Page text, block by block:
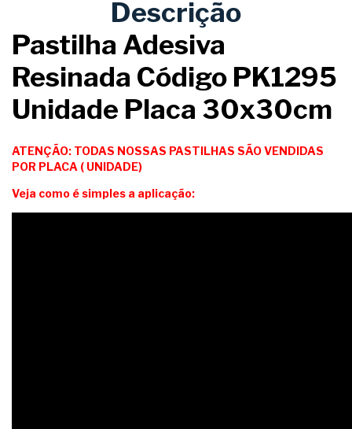
Descrição
Pastilha Adesiva
Resinada Código PK1295
Unidade Placa 30x30cm
ATENÇÃO: TODAS NOSSAS PASTILHAS SÃO VENDIDAS
POR PLACA ( UNIDADE)
Veja como é simples a aplicação: